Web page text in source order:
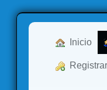
Inicio